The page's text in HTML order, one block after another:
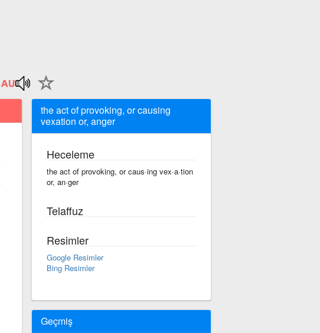
the act of provoking, or causing
vexation or, anger
Heceleme
the act of provoking, or caus·ing vex·a·tion
or, an·ger
Telaffuz
Resimler
Google Resimler
Bing Resimler
Geçmiş